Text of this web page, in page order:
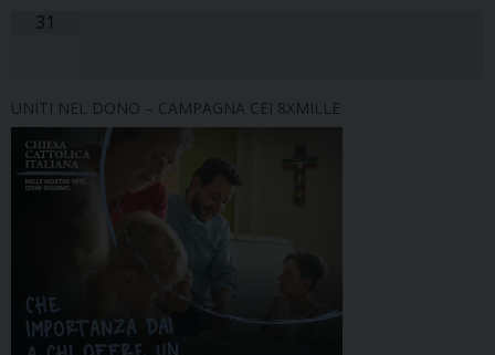
31
UNITI NEL DONO – CAMPAGNA CEI 8XMILLE